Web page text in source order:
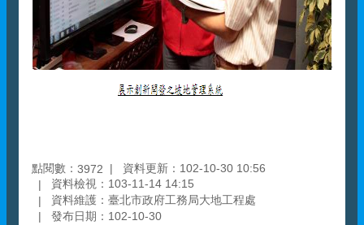
點閱數： 3972
資料更新：102-10-30 10:56
資料檢視：103-11-14 14:15
資料維護：臺北市政府工務局大地工程處
發布日期：102-10-30